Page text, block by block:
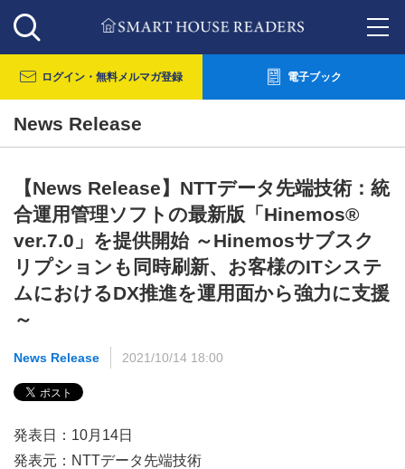
ログイン・ 無料メルマガ登録 電子ブック
News Release
【News Release】NTTデータ先端技術：統
合運用管理ソフトの最新版「Hinemos®
ver.7.0」を提供開始 ～Hinemosサブスク
リプションも同時刷新、お客様のITシステ
ムにおけるDX推進を運用面から強力に支援
～
News Release 2021/10/14 18:00
発表日：10月14日
発表元：NTTデータ先端技術